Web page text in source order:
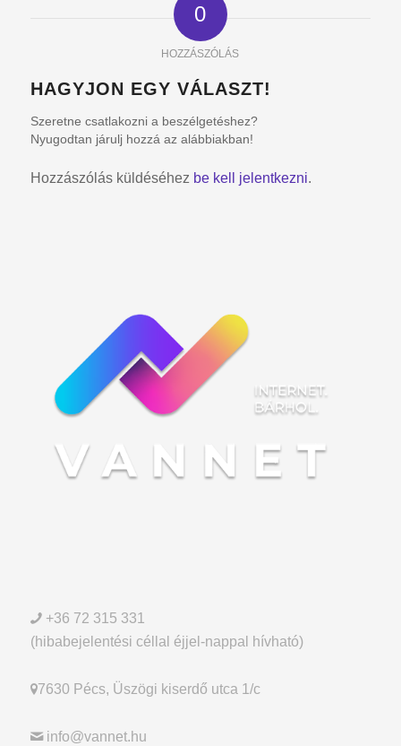
0
HOZZÁSZÓLÁS
HAGYJON EGY VÁLASZT!
Szeretne csatlakozni a beszélgetéshez?
Nyugodtan járulj hozzá az alábbiakban!
Hozzászólás küldéséhez be kell jelentkezni.
+36 72 315 331
(hibabejelentési céllal éjjel-nappal hívható)
7630 Pécs, Üszögi kiserdő utca 1/c
info@vannet.hu